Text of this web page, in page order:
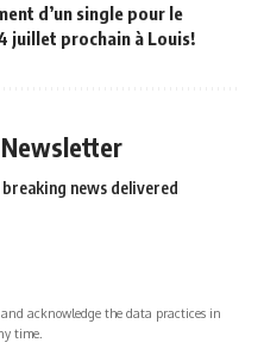
d’un single pour le
juillet prochain à Louis!
Newsletter
news delivered
and acknowledge the data practices in
time.